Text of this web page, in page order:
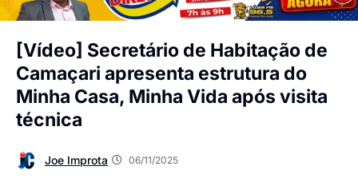
[Vídeo] Secretário de Habitação de
Camaçari apresenta estrutura do
Minha Casa, Minha Vida após visita
técnica
Joe Improta 06/11/2025